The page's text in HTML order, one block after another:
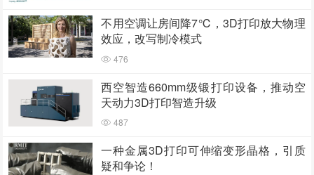
不用空调让房间降7℃，3D打印放大物理
效应，改写制冷模式
476
西空智造660mm级锻打印设备，推动空
天动力3D打印智造升级
487
一种金属3D打印可伸缩变形晶格，引质
疑和争论！